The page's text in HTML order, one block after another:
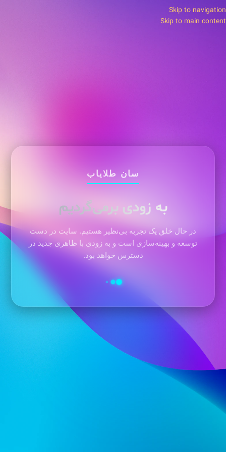
Skip to navigation
Skip to main content
سان طلایاب
به زودی برمی‌گردیم
در حال خلق یک تجربه بی‌نظیر هستیم. سایت در دست
توسعه و بهینه‌سازی است و به زودی با ظاهری جدید در
دسترس خواهد بود.